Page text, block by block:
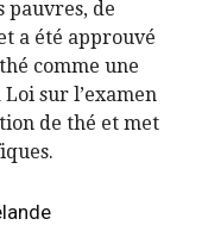
pauvres, de
a été approuvé
comme une
sur l’examen
de thé et met